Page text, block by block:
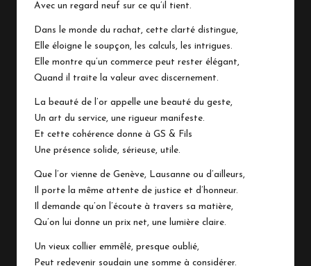
Avec un regard neuf sur ce qu’il tient.
Dans le monde du rachat, cette clarté distingue,
Elle éloigne le soupçon, les calculs, les intrigues.
Elle montre qu’un commerce peut rester élégant,
Quand il traite la valeur avec discernement.
La beauté de l’or appelle une beauté du geste,
Un art du service, une rigueur manifeste.
Et cette cohérence donne à GS & Fils
Une présence solide, sérieuse, utile.
Que l’or vienne de Genève, Lausanne ou d’ailleurs,
Il porte la même attente de justice et d’honneur.
Il demande qu’on l’écoute à travers sa matière,
Qu’on lui donne un prix net, une lumière claire.
Un vieux collier emmêlé, presque oublié,
Peut redevenir soudain une somme à considérer.